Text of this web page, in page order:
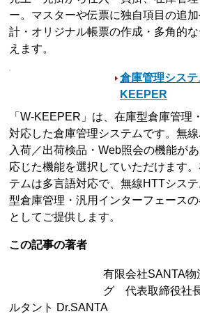
ー。マスターや伝票に独自項目の追
計・オリジナル帳票の作成・多角的
えます。
倉庫管理シス
KEEPER
「W-KEEPER」は、在庫型倉庫管理
対応した倉庫管理システムです。無
入荷／出荷検品・Web照会の機能が
応じた機能を選択していただけます
テムは多言語対応で、無線HTTシス
型倉庫管理・汎用インターフェース
としてご提供します。
この記事の著者
有限会社SANTA物
グ 代表取締役社
ルタント Dr.SANTA